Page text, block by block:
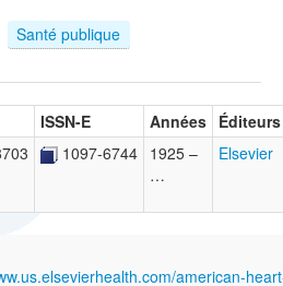
Santé publique
ISSN-E Années Éditeurs
1097-6744 1925 –
…
Elsevier